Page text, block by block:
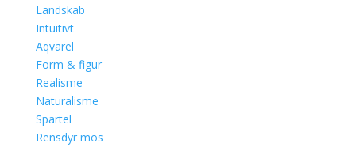
Landskab
Intuitivt
Aqvarel
Form & figur
Realisme
Naturalisme
Spartel
Rensdyr mos